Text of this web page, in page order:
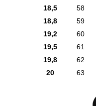
18,5
58
18,8
59
19,2
60
19,5
61
19,8
62
20
63